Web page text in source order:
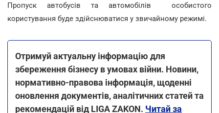
Пропуск автобусів та автомобілів особистого
користування буде здійснюватися у звичайному режимі.
Отримуй актуальну інформацію для
збереження бізнесу в умовах війни. Новини,
нормативно-правова інформація, щоденні
оновлення документів, аналітичних статей та
рекомендацій від LIGA ZAKON. Читай за